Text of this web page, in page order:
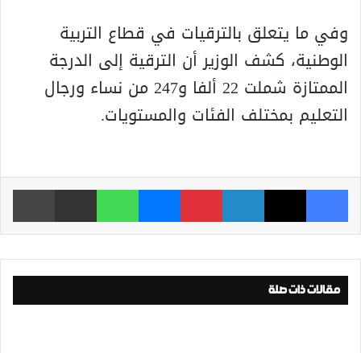
وفي ما يتعلق بالترقيات في قطاع التربية
الوطنية، كشف الوزير أن الترقية إلى الدرجة
الممتازة شملت 22 ألفا و247 من نساء ورجال
التعليم بمختلف الفئات والمستويات.
فيسبوك ‫X لينكدإن بينتيريست ماسنجر واتساب مشاركة عبر البريد
مقالات ذات صلة